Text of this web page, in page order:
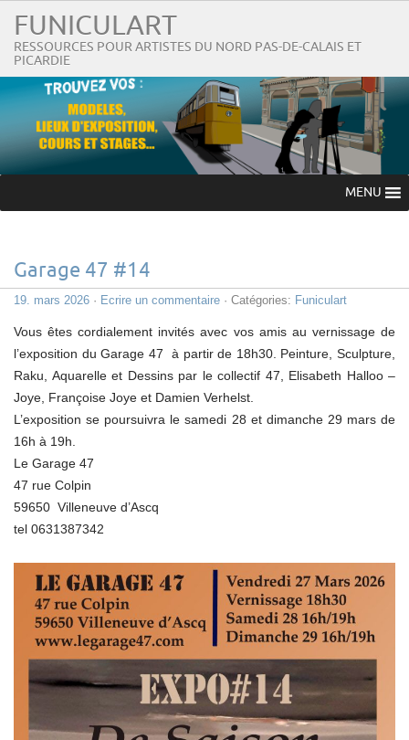
FUNICULART
RESSOURCES POUR ARTISTES DU NORD PAS-DE-CALAIS ET
PICARDIE
MENU
Garage 47 #14
19. mars 2026 · Ecrire un commentaire · Catégories: Funiculart
Vous êtes cordialement invités avec vos amis au vernissage de
l’exposition du Garage 47 à partir de 18h30. Peinture, Sculpture,
Raku, Aquarelle et Dessins par le collectif 47, Elisabeth Halloo –
Joye, Françoise Joye et Damien Verhelst.
L’exposition se poursuivra le samedi 28 et dimanche 29 mars de
16h à 19h.
Le Garage 47
47 rue Colpin
59650 Villeneuve d’Ascq
tel 0631387342